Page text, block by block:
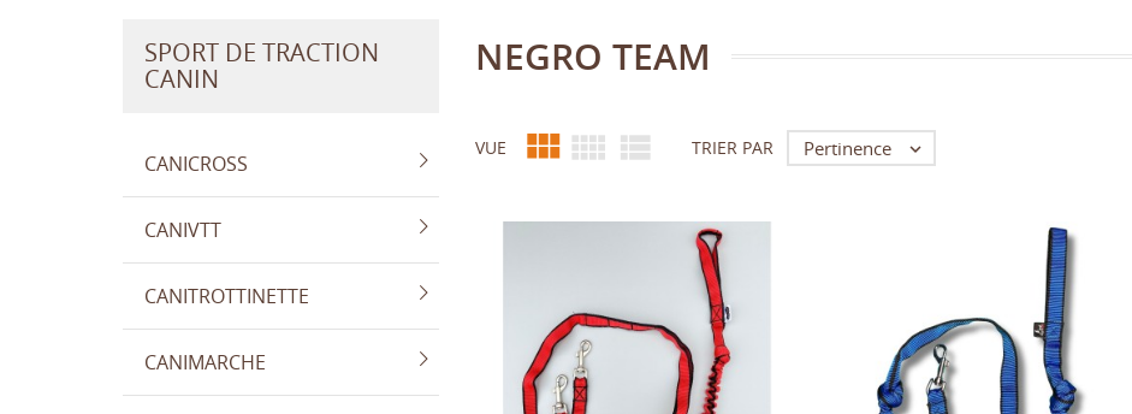
SPORT DE TRACTION
CANIN
CANICROSS
CANIVTT
CANITROTTINETTE
CANIMARCHE
NEGRO TEAM
VUE    TRIER PAR Pertinence 